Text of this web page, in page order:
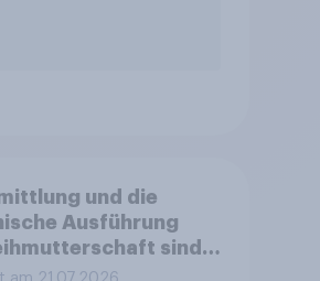
und die
Ausführung
sind
anders als in